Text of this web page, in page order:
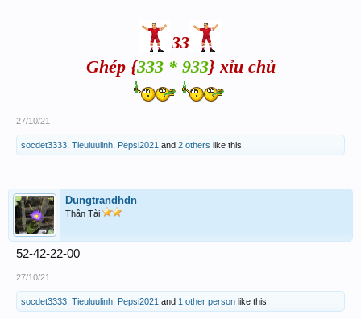
33
Ghép {333 * 933} xỉu chủ
27/10/21
socdet3333 Tieuluulinh Pepsi2021 and 2 others like this.
Dungtrandhdn
Thần Tài
52-42-22-00
27/10/21
socdet3333 Tieuluulinh Pepsi2021 and 1 other person like this.